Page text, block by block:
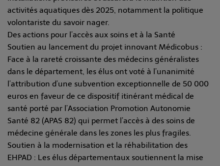
activités aquatiques dès 2025, notamment la politique
volontariste du savoir nager.
Des actions pour l’accès aux soins et à la Santé
Soutien au lancement du projet innovant Médicobus :
Face à la rareté croissante des médecins généralistes
dans le département, les élus ont voté à l’unanimité
l’attribution d’une subvention exceptionnelle de 50 000
euros en faveur de ce dispositif itinérant médical de
santé porté par l’Association Promotion Autonomie
Santé 82 (APAS 82) qui permet l’accès à des soins de
médecine générale dans les zones les plus fragiles.
Soutien à la modernisation et la réhabilitation des
EHPAD : Les élus départementaux soutiennent la mise